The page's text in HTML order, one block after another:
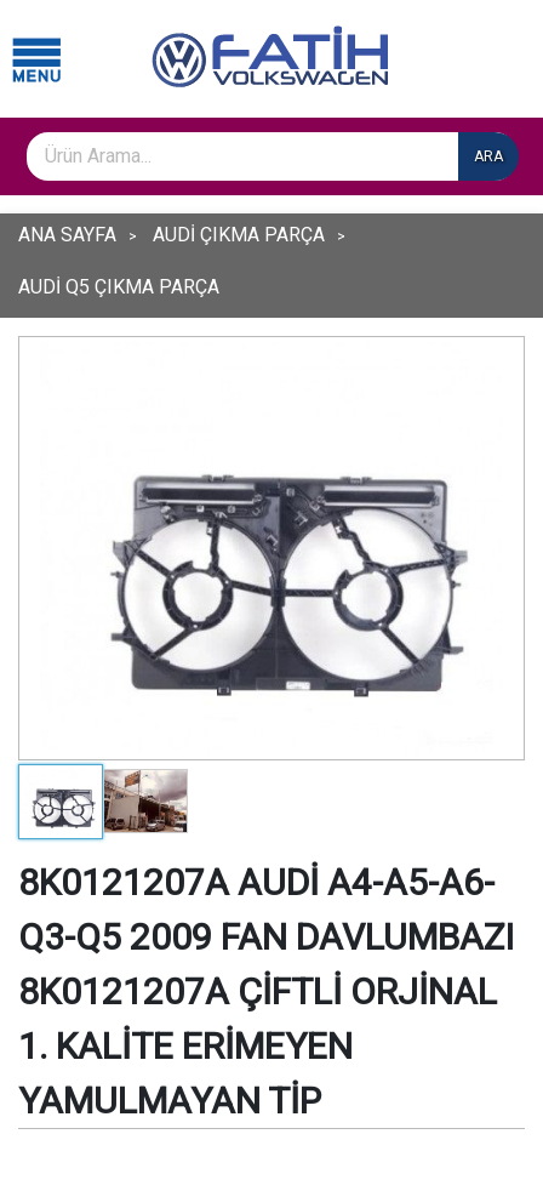
ARA
ANA SAYFA AUDİ ÇIKMA PARÇA
AUDİ Q5 ÇIKMA PARÇA
8K0121207A AUDİ A4-A5-A6-
Q3-Q5 2009 FAN DAVLUMBAZI
8K0121207A ÇİFTLİ ORJİNAL
1. KALİTE ERİMEYEN
YAMULMAYAN TİP